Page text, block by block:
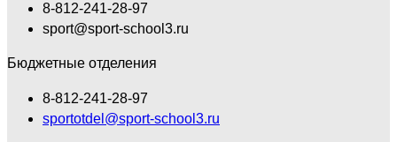
8-812-241-28-97
sport@sport-school3.ru
Бюджетные отделения
8-812-241-28-97
sportotdel@sport-school3.ru